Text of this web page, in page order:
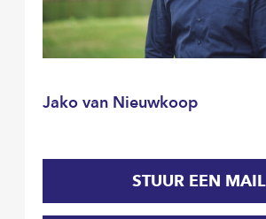
Jako van Nieuwkoop
STUUR EEN MAIL